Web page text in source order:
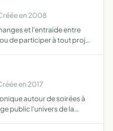
en 2008
et l'entraide entre
de participer à tout projet
en 2017
autour de soirées à
public l'univers de la